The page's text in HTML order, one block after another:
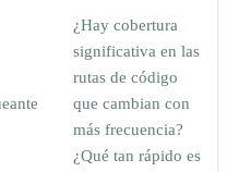
¿Hay cobertura
significativa en las
rutas de código
que cambian con
más frecuencia?
¿Qué tan rápido es